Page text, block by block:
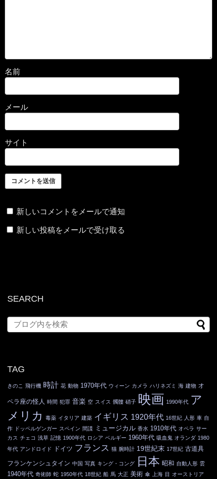
名前
メール
サイト
新しいコメントをメールで通知
新しい投稿をメールで受け取る
SEARCH
TAG
きのこ 飛行機 時計 花 動物 1970年代 ウィーン カメラ ハリネズミ 海 建物 オ
ペラ座の怪人 時間 犯罪 音楽 空 スイス 髑髏 硝子 映画 1990年代 ア
メリカ
毒薬 イタリア 建築 イギリス 1920年代 16世紀 人形 車 自
作
ドッペルゲンガー スペイン 間諜 ミュージカル 香水 1910年代 オペラ サー
カス チェコ 浅草 記憶 1900年代 ロシア ベルギー 1960年代 吸血鬼 オランダ 1980
年代 アンドロイド ドイツ フランス 猫 腕時計 19世紀末 17世紀 古道具
フランケンシュタイン 中国 写真 キング・コング 日本 昭和 自動人形 雲
1940年代 奇術師 蛇 1950年代 18世紀 船 馬 大正 美術 傘 上海 目 オーストリア